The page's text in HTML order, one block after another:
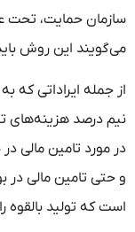
سازمان حمایت، تحت
می‌گویند این روش
از جمله ایراداتی
نیم درصد هزینه‌های
در مورد تامین مالی
و حتی تامین مالی
است که تولید بالقوه